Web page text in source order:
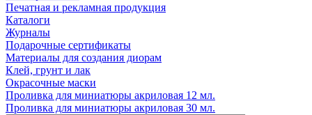
Печатная и рекламная продукция
Каталоги
Журналы
Подарочные сертификаты
Материалы для создания диорам
Клей, грунт и лак
Окрасочные маски
Проливка для миниатюры акриловая 12 мл.
Проливка для миниатюры акриловая 30 мл.